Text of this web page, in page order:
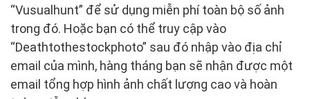
“Vusualhunt” để sử dụng miễn phí toàn bộ số ảnh
trong đó. Hoặc bạn có thể truy cập vào
“Deathtothestockphoto” sau đó nhập vào địa chỉ
email của mình, hàng tháng bạn sẽ nhận được một
email tổng hợp hình ảnh chất lượng cao và hoàn